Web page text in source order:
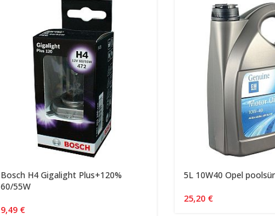
Bosch H4 Gigalight Plus+120%
60/55W
9,49 €
5L 10W40 Opel
25,20 €